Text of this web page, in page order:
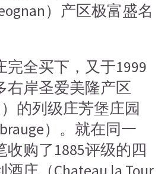
）产区极富盛名
完全买下，又于1999
右岸圣爱美隆产区
）的列级庄芳堡庄园
）。就在同一
购了1885评级的四